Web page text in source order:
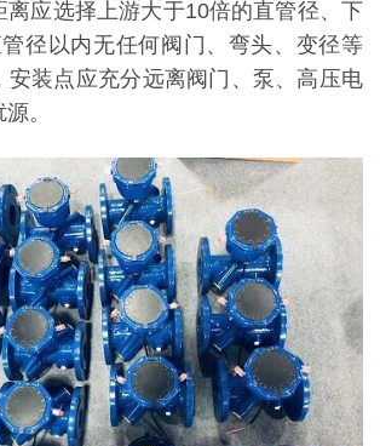
离应选择上游大于10倍的直管径、下
径以内无任何阀门、弯头、变径等
安装点应充分远离阀门、泵、高压电
。